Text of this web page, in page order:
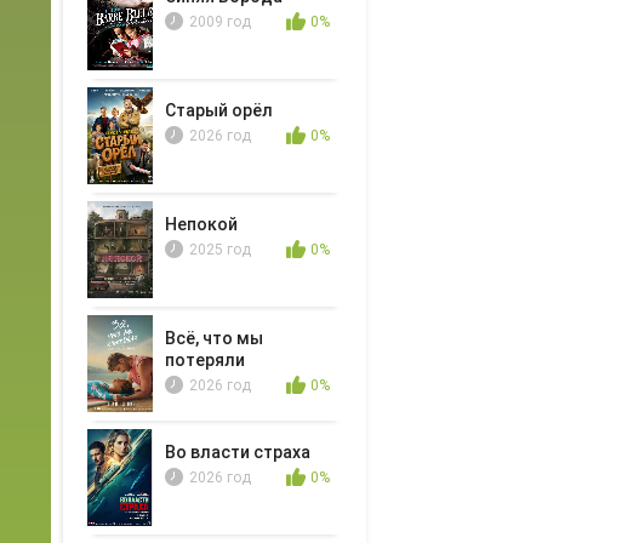
2009 год 0%
Старый орёл
2026 год 0%
Непокой
2025 год 0%
Всё, что мы
потеряли
2026 год 0%
Во власти страха
2026 год 0%